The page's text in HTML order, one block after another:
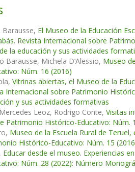
Barausse, El Museo de la Educación
Revista Internacional sobre
la educación y sus actividades
Barausse, Michela D’Alessio, Museo
Núm. 16 (2016)
Vitrinas abiertas, el Museo de la
Internacional sobre Patrimonio
y sus actividades formativas
Leoz, Rodrigo Conte, Visitas
Patrimonio Histórico-Educativo: Núm.
Museo de la Escuela Rural de
Histórico-Educativo: Núm. 15
Educar desde el museo. Experiencias
Núm. 28 (2022): Número